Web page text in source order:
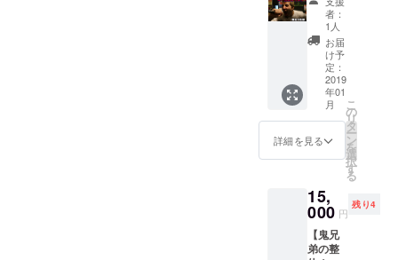
定の人
物を比
喩する
内容や
公序良
俗に反
する内
容はお
る事が
御座い
ターン
特典
【謎の
映像】
付き ご
都内と
なりま
す。
（スタ
ジオ代
は支援
金に含
まれて
おりま
す） ※
カメラ
入りま
す。 ※
全リ
ターン
カラオ
限定T
シャツ
の全て
セット
でこの
お値
段！！
お買い
全リ
ターン
特典
【謎の
映像】
と、プ
ライ
ベート
レッス
ン！！
Vocal
編】 ア
イガー
ゴイル
とマン
ツーマ
ンレッ
ドーパ
の曲を
あなた
に直
伝！！
者：
1人
お届
け予
定：
2019
年01
月
詳細を見る
こ
の
リ
タ
ー
ン
を
選
択
す
る
15,
000 円
残り4
【鬼兄
弟の整